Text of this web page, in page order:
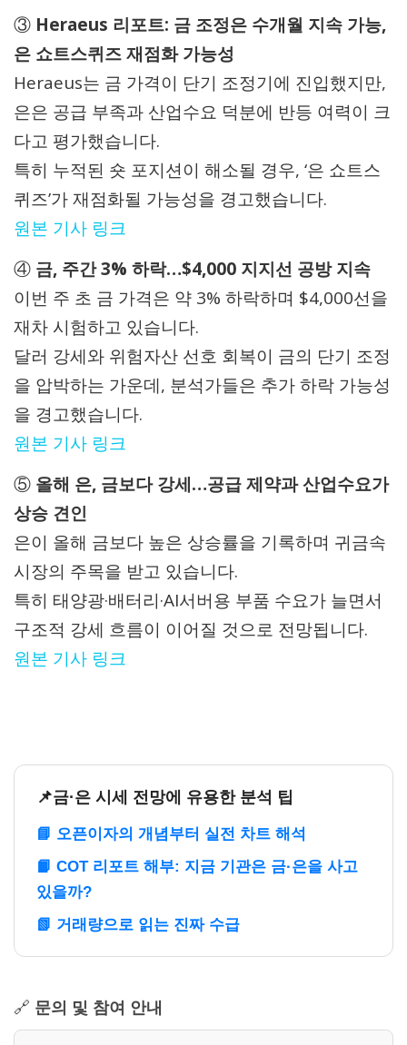
③ Heraeus 리포트: 금 조정은 수개월 지속 가능,
은 쇼트스퀴즈 재점화 가능성
Heraeus는 금 가격이 단기 조정기에 진입했지만,
은은 공급 부족과 산업수요 덕분에 반등 여력이 크
다고 평가했습니다.
특히 누적된 숏 포지션이 해소될 경우, ‘은 쇼트스
퀴즈’가 재점화될 가능성을 경고했습니다.
원본 기사 링크
④ 금, 주간 3% 하락…$4,000 지지선 공방 지속
이번 주 초 금 가격은 약 3% 하락하며 $4,000선을
재차 시험하고 있습니다.
달러 강세와 위험자산 선호 회복이 금의 단기 조정
을 압박하는 가운데, 분석가들은 추가 하락 가능성
을 경고했습니다.
원본 기사 링크
⑤ 올해 은, 금보다 강세…공급 제약과 산업수요가
상승 견인
은이 올해 금보다 높은 상승률을 기록하며 귀금속
시장의 주목을 받고 있습니다.
특히 태양광·배터리·AI서버용 부품 수요가 늘면서
구조적 강세 흐름이 이어질 것으로 전망됩니다.
원본 기사 링크
📌금·은 시세 전망에 유용한 분석 팁
📘 오픈이자의 개념부터 실전 차트 해석
📙 COT 리포트 해부: 지금 기관은 금·은을 사고
있을까?
📗 거래량으로 읽는 진짜 수급
🔗 문의 및 참여 안내